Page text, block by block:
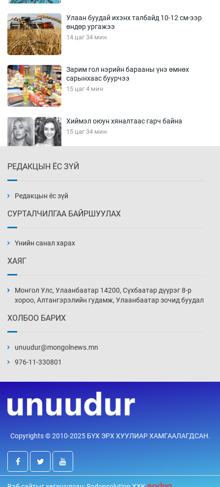
Улаан буудай ихэнх талбайд 10-12 см-ээр
өндөр ургажээ
14 цаг 34 мин
Зарим гол нэрийн барааны үнэ өмнөх
сарынхаас буурчээ
15 цаг 4 мин
Хиймэл оюун хяналтаас гарч байна
15 цаг 34 мин
16 цаг 4 мин
нэмэгджээ
16 цаг 34 мин
17 цаг 4 мин
17 цаг 34 мин
үйлчилж буй гэв
18 цаг 4 мин
“Туул усан цогцолбор”-ын ТЭЗҮ-ийг
РЕДАКЦЫН ЁС ЗҮЙ
Редакцын ёс зүй
СУРТАЛЧИЛГАА БАЙРШУУЛАХ
Үнийн санал харах
ХАЯГ
Монгол Улс, Улаанбаатар 14200, Сүхбаатар дүүрэг 8-р
хороо, Алтангэрэлийн гудамж, Улаанбаатар зочид буудал
ХОЛБОО БАРИХ
unuudur@mongolnews.mn
976-11-330801
Copyrights © 2010-2025 БҮХ ЭРХ ХУУЛИАР ХАМГААЛАГДСАН.